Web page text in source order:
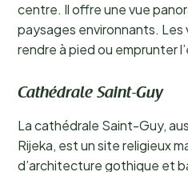
centre. Il offre une vue
paysages environnants. Les
rendre à pied ou emprunter
Cathédrale Saint-Guy
La cathédrale Saint-Guy,
Rijeka, est un site religieux
d’architecture gothique et